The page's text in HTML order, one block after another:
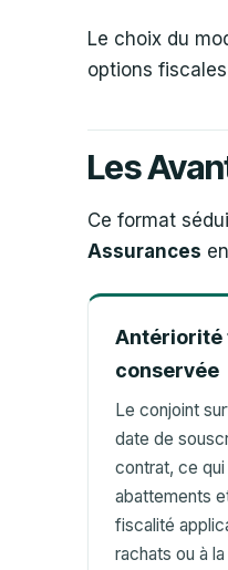
Le choix du
options
Les
Ce format
Assurances en
Antériorité
conservée
Le conjoint
date de
contrat, ce
abattements
fiscalité
rachats ou à